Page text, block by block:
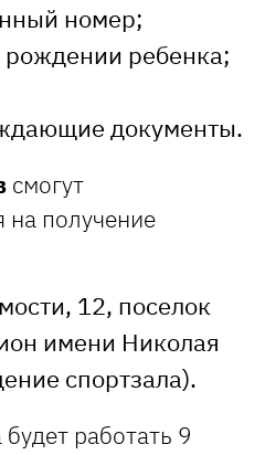
номер;
рождении ребенка;
документы.
смогут
на получение
12, поселок
имени Николая
спортзала).
работать 9